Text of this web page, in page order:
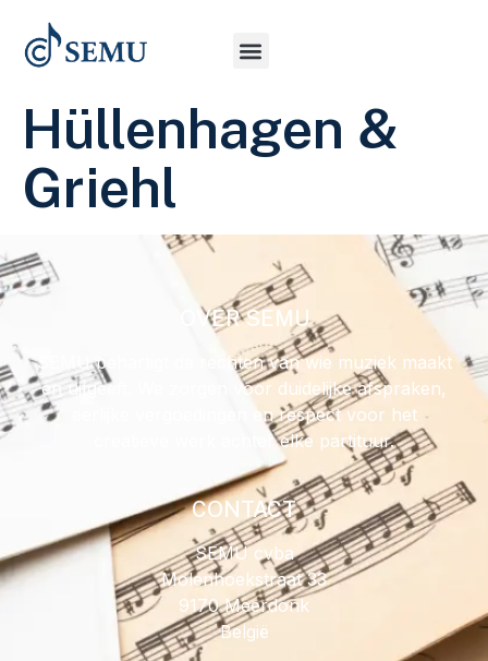
Hüllenhagen &
Griehl
OVER SEMU
SEMU behartigt de rechten van wie muziek maakt
en uitgeeft. We zorgen voor duidelijke afspraken,
eerlijke vergoedingen en respect voor het
creatieve werk achter elke partituur.
CONTACT
SEMU cvba
Molenhoekstraat 33
9170 Meerdonk
België